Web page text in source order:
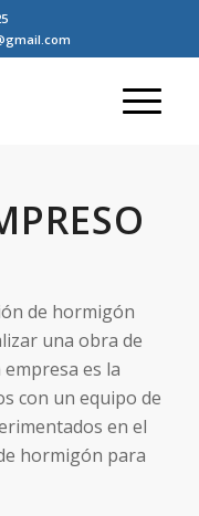
de hormigón
una obra de
es la
con un equipo de
en el
hormigón para